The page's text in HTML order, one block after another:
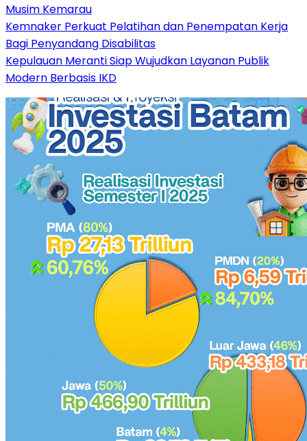
Musim Kemarau
Kemnaker Perkuat Pelatihan dan Penempatan Kerja
Bagi Penyandang Disabilitas
Kepulauan Meranti Siap Wujudkan Layanan Publik
Modern Berbasis IKD